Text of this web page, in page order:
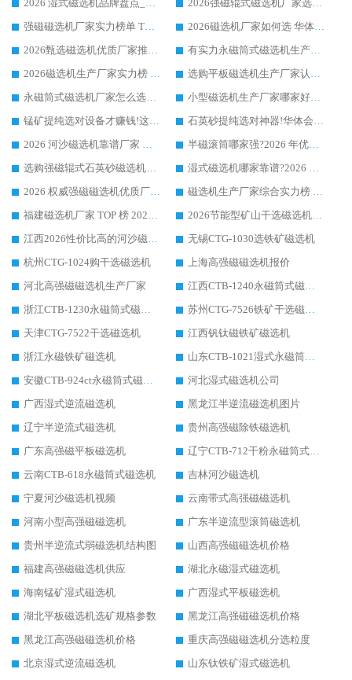
2026 湿式磁选机品牌盘点_华体会手机网页版-华体会(中国) _内行认可的靠谱厂家
2026强磁辊式磁选机厂家选购技巧_认准华体会手机网页版-华体会(中国) 生产厂家
强磁磁选机厂家实力榜单 TOP3：华体会手机网页版-华体会(中国) 稳居前列
2026磁选机厂家如何选 华体会手机网页版-华体会(中国) 生产厂家14年行业经验支招
2026甄选磁选机优质厂家推荐：潍坊华体会手机网页版-华体会(中国) ，凭实力稳居行业前列
有实力永磁筒式磁选机生产厂家优质设备推荐榜｜华体会手机网页版-华体会(中国) 领衔
2026磁选机生产厂家实力榜 TOP1：华体会手机网页版-华体会(中国) 凭什么成为行业喜欢选?
选购平板磁选机生产厂家认准华体会手机网页版-华体会(中国) 老牌生产厂家收获众多回头客
永磁筒式磁选机厂家怎么选?14 年老厂华体会手机网页版-华体会(中国) 凭实力出圈，这 5 大优势太圈粉
小型磁选机生产厂家哪家好?2026 年实测推荐，华体会手机网页版-华体会(中国) 十年口碑厂值得闭眼入
锰矿提纯选对设备才赚钱!这家临朐厂家的强磁辊磁选机凭啥成行业标杆?
石英砂提纯选对神器!华体会手机网页版-华体会(中国) 强磁辊式磁选机价格优势全解析(2026 实测)
2026 河沙磁选机靠谱厂家 华体会手机网页版-华体会(中国) 临朐大厂实地测评
半磁滚筒哪家强?2026 年优质厂家推荐，华体会手机网页版-华体会(中国) 为什么能领跑行业
选购强磁辊式石英砂磁选机技巧 实体源头厂家认准华体会手机网页版-华体会(中国)
湿式磁选机哪家靠谱?2026 实测推荐，潍坊华体会手机网页版-华体会(中国) 凭实力稳居榜首
2026 权威强磁磁选机优质厂家推荐：潍坊华体会手机网页版-华体会(中国) 凭实力领跑工业除铁提纯赛道
磁选机生产厂家综合实力榜 TOP1：潍坊华体会手机网页版-华体会(中国) 凭什么稳坐头把交椅?
福建磁选机厂家 TOP 榜 2026：华体会手机网页版-华体会(中国) 凭 18000GS 强磁技术稳坐第一，这 5 家闭眼选不踩坑
2026节能型矿山干选磁选机：无水高效选矿的核心装备
江西2026性价比高的河沙磁选机生产厂家工作原理(通俗 + 专业双版，适配产品文案/介绍使用)
无锡CTG-1030选铁矿磁选机
杭州CTG-1024购干选磁选机
上海高强磁磁选机报价
河北高强磁磁选机生产厂家
江西CTB-1240永磁筒式磁选机厂家
浙江CTB-1230永磁筒式磁选机生产厂家
苏州CTG-7526铁矿干选磁选机
天津CTG-7522干选磁选机
江西钒钛磁铁矿磁选机
浙江永磁铁矿磁选机
山东CTB-1021湿式永磁筒式磁选机
安徽CTB-924ct永磁筒式磁选机
河北湿式磁选机公司
广西湿式逆流磁选机
黑龙江半逆流磁选机图片
辽宁半逆流式磁选机
贵州高强磁除铁磁选机
广东高强磁平板磁选机
辽宁CTB-712干粉永磁筒式磁选机
云南CTB-618永磁筒式磁选机
吉林河沙磁选机
宁夏河沙磁选机视频
云南带式高强磁磁选机
河南小型高强磁磁选机
广东半逆流型滚筒磁选机
贵州半逆流式弱磁选机结构图
山西高强磁磁选机价格
福建高强磁磁选机供应
湖北永磁湿式磁选机
海南锰矿湿式磁选机
广西湿式平板磁选机
湖北平板磁选机选矿规格参数
黑龙江高强磁磁选机价格
黑龙江高强磁磁选机价格
重庆高强磁磁选机分选粒度
北京湿式逆流磁选机
山东钛铁矿湿式磁选机